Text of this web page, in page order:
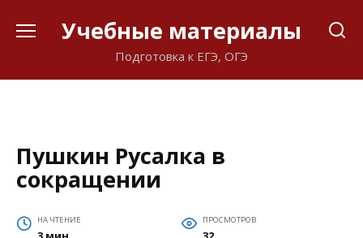
Учебные материалы
Подготовка к ЕГЭ, ОГЭ
Пушкин Русалка в
сокращении
НА ЧТЕНИЕ ПРОСМОТРОВ